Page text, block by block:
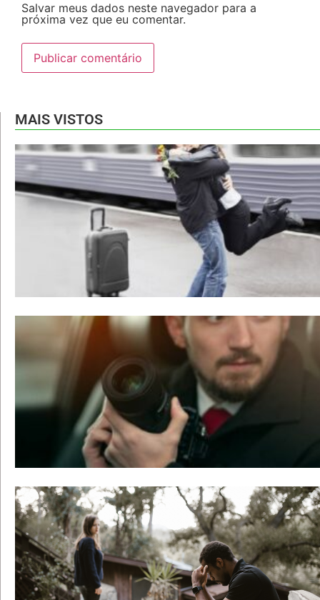
Salvar meus dados neste navegador para a
próxima vez que eu comentar.
MAIS VISTOS